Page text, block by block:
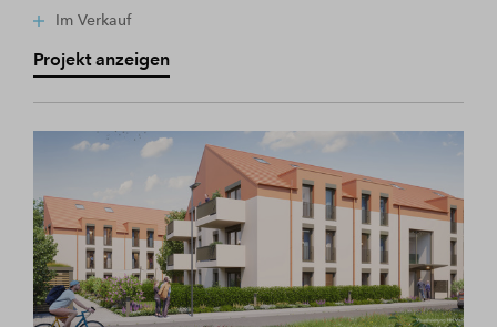
Im Verkauf
Projekt anzeigen